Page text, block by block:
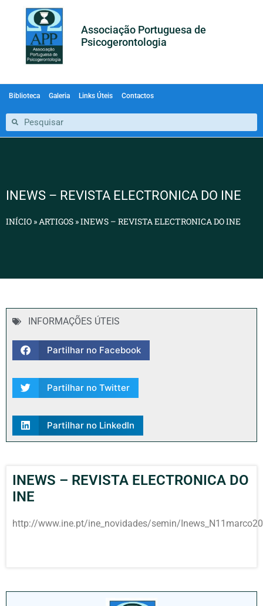
Associação Portuguesa de
Psicogerontologia
Biblioteca Galeria Links Úteis Contactos
INEWS – REVISTA ELECTRONICA DO INE
INÍCIO »ARTIGOS »INEWS – REVISTA ELECTRONICA DO INE
INFORMAÇÕES ÚTEIS
Partilhar no Facebook
Partilhar no Twitter
Partilhar no LinkedIn
INEWS – REVISTA ELECTRONICA DO
INE
http://www.ine.pt/ine_novidades/semin/